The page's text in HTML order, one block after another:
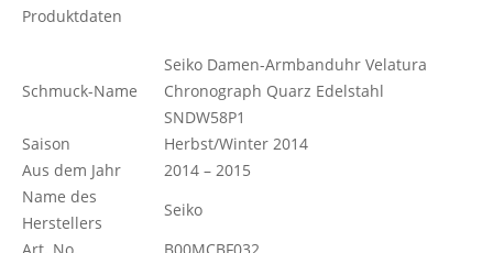
Produktdaten
Schmuck-Name
Seiko Damen-Armbanduhr Velatura
Chronograph Quarz Edelstahl
SNDW58P1
Saison
Herbst/Winter 2014
Aus dem Jahr
2014 – 2015
Name des
Herstellers
Seiko